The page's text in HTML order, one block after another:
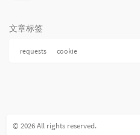
文章标签
requests cookie
© 2026 All rights reserved.